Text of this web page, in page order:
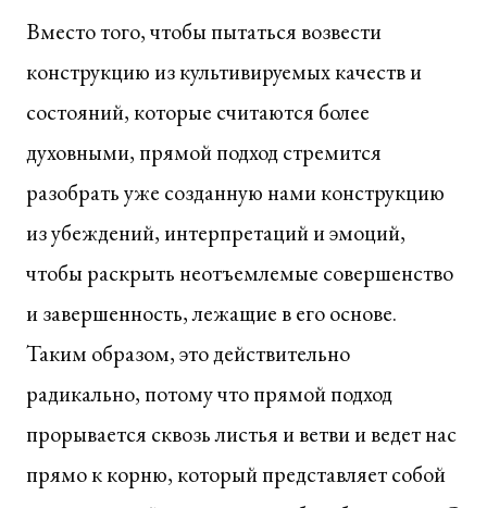
Вместо того, чтобы пытаться возвести
конструкцию из культивируемых качеств и
состояний, которые считаются более
духовными, прямой подход стремится
разобрать уже созданную нами конструкцию
из убеждений, интерпретаций и эмоций,
чтобы раскрыть неотъемлемые совершенство
и завершенность, лежащие в его основе.
Таким образом, это действительно
радикально, потому что прямой подход
прорывается сквозь листья и ветви и ведет нас
прямо к корню, который представляет собой